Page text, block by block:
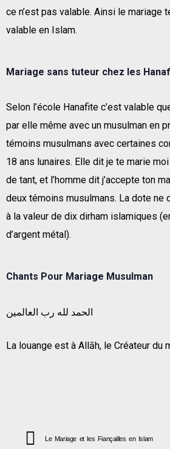
ce n’est pas valable. Ainsi le mariage
valable en Islam.
Mariage sans tuteur chez les
Selon l’école Hanafite c’est valable
par elle même avec un musulman en
témoins musulmans avec certaines
18 ans lunaires. Elle dit je te marie
de tant, et l’homme dit j’accepte ton
deux témoins musulmans. La dote ne
à la valeur de dix dirham islamiques
d’argent métal).
Chants Pour Mariage Musulman
الحمد لله رب العالمين
La louange est à Allāh, le Créateur du
Le Mariage et les Fiançailles en Islam